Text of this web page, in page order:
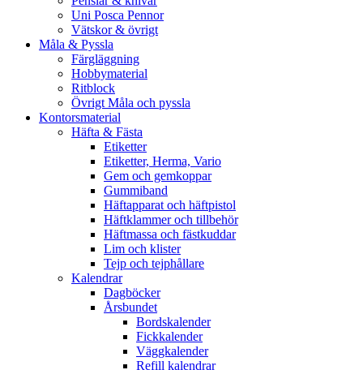
Uni Posca Pennor
Vätskor & övrigt
Måla & Pyssla
Färgläggning
Hobbymaterial
Ritblock
Övrigt Måla och pyssla
Kontorsmaterial
Häfta & Fästa
Etiketter
Etiketter, Herma, Vario
Gem och gemkoppar
Gummiband
Häftapparat och häftpistol
Häftklammer och tillbehör
Häftmassa och fästkuddar
Lim och klister
Tejp och tejphållare
Kalendrar
Dagböcker
Årsbundet
Bordskalender
Fickkalender
Väggkalender
Refill kalendrar